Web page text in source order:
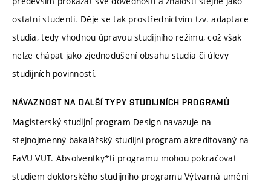
ostatní studenti. Děje se tak prostřednictvím tzv. adaptace
studia, tedy vhodnou úpravou studijního režimu, což však
nelze chápat jako zjednodušení obsahu studia či úlevy
studijních povinností.
NÁVAZNOST NA DALŠÍ TYPY STUDIJNÍCH PROGRAMŮ
Magisterský studijní program Design navazuje na
stejnojmenný bakalářský studijní program akreditovaný na
FaVU VUT. Absolventky*ti programu mohou pokračovat
studiem doktorského studijního programu Výtvarná umění